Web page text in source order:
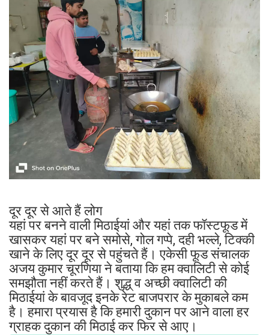
दूर दूर से आते हैं लोग
यहां पर बनने वाली मिठाईयां और यहां तक फॉस्टफूड में
खासकर यहां पर बने समोसे, गोल गप्पे, दही भल्ले, टिक्की
खाने के लिए दूर दूर से पहुंचते हैं। एकेसी फूड संचालक
अजय कुमार चूरणिया ने बताया कि हम क्वालिटी से कोई
समझौता नहीं करते हैं। शुद्ध् व अच्छी क्वालिटी की
मिठाईयां के बावजूद इनके रेट बाजपरार के मुकाबले कम
है। हमारा प्रयास है कि हमारी दुकान पर आने वाला हर
ग्राहक दुकान की मिठाई कर फिर से आए।